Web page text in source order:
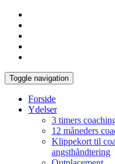
Toggle navigation
Forside
Ydelser
3 timers
12 måneders
Klippekort til
angsthåndtering